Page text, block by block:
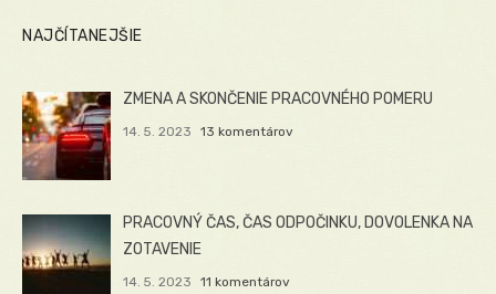
NAJČÍTANEJŠIE
ZMENA A SKONČENIE PRACOVNÉHO POMERU
14. 5. 2023 13 komentárov
PRACOVNÝ ČAS, ČAS ODPOČINKU, DOVOLENKA NA
ZOTAVENIE
14. 5. 2023 11 komentárov